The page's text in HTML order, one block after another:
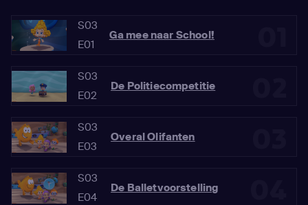
S03
E01
Ga mee naar School!
S03
E02
De Politiecompetitie
S03
E03
Overal Olifanten
S03
E04
De Balletvoorstelling